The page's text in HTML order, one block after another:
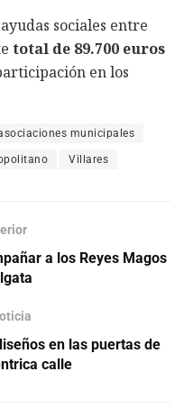
sociales entre
total de 89.700 euros
en los
municipales
Villares
a los Reyes Magos
en las puertas de
calle